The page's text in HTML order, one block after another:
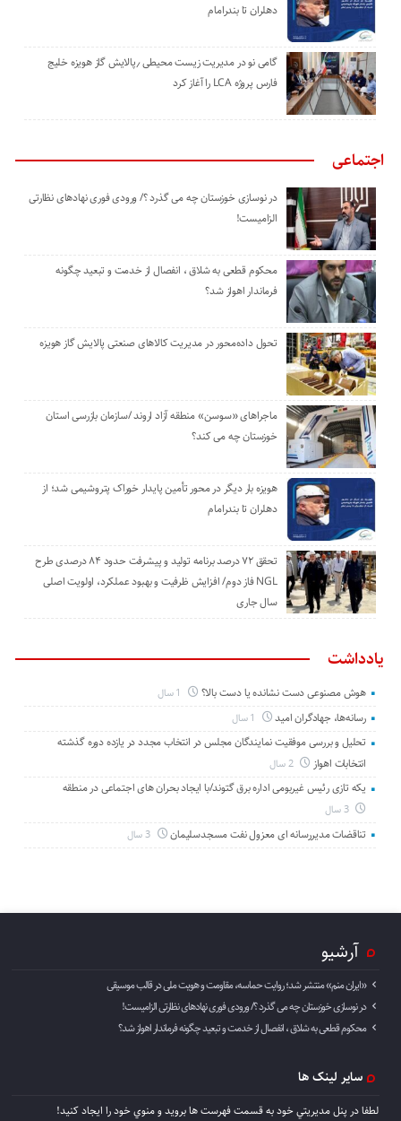
دهلران تا بندرامام
گامی نو در مدیریت زیست ‌محیطی ٫پالایش گاز هویزه خلیج
‌فارس پروژه LCA را آغاز کرد
اجتماعی
در نوسازی خوزستان چه می گذرد ؟/ ورودی فوری نهادهای نظارتی
الزامیست!
محکوم قطعی به شلاق ، انفصال از خدمت و تبعید چگونه
فرماندار اهواز شد؟
تحول داده‌محور در مدیریت کالاهای صنعتی پالایش گاز هویزه
ماجراهای «سوسن» منطقه آزاد اروند /سازمان بازرسی استان
خوزستان چه می کند؟
هویزه بار دیگر در محور تأمین پایدار خوراک پتروشیمی شد؛ از
دهلران تا بندرامام
تحقق ۷۲ درصد برنامه تولید و پیشرفت حدود ۸۴ درصدی طرح
NGL فاز دوم/ افزایش ظرفیت و بهبود عملکرد، اولویت اصلی
سال جاری
یادداشت
هوش مصنوعی دست نشانده یا دست بالا؟
رسانه‌ها، جهادگران امید
تحلیل و بررسی موفقیت نمایندگان مجلس در انتخاب مجدد در یازده دوره گذشته
انتخابات اهواز
2 سال
یکه تازی رئیس غیربومی اداره برق گتوند/با ایجاد بحران های اجتماعی در منطقه
3 سال
تناقضات مدیررسانه ای معزول نفت مسجدسلیمان 3 سال
آرشیو
«ایران منم» منتشر شد؛ روایت حماسه، مقاومت و هویت ملی در قالب موسیقی
در نوسازی خوزستان چه می گذرد ؟/ ورودی فوری نهادهای نظارتی الزامیست!
محکوم قطعی به شلاق ، انفصال از خدمت و تبعید چگونه فرماندار اهواز شد؟
سایر لینک ها
لطفا در پنل مديريتي خود به قسمت فهرست ها برويد و منوي خود را ايجاد كنيد!